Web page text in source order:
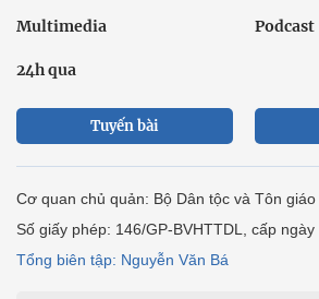
Multimedia Podcast
24h qua
Tuyến bài
Cơ quan chủ quản: Bộ Dân tộc và Tôn giáo
Số giấy phép: 146/GP-BVHTTDL, cấp
Tổng biên tập: Nguyễn Văn Bá